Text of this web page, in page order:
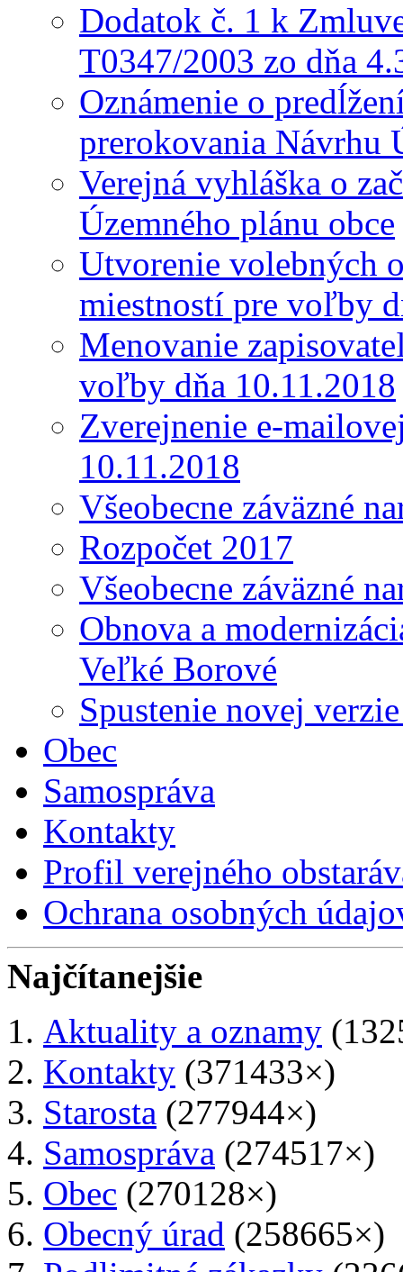
Dodatok č. 1 k
T0347/2003 zo dňa
Oznámenie o
prerokovania Návrhu
Verejná vyhláška o
Územného plánu obce
Utvorenie volebných
miestností pre voľby
Menovanie
voľby dňa 10.11.2018
Zverejnenie e-
10.11.2018
Všeobecne záväzné
Rozpočet 2017
Všeobecne záväzné
Obnova a
Veľké Borové
Spustenie novej
Obec
Samospráva
Kontakty
Profil verejného
Ochrana osobných
Najčítanejšie
Aktuality a oznamy
Kontakty (371433×)
Starosta (277944×)
Samospráva (274517×)
Obec (270128×)
Obecný úrad (258665×)